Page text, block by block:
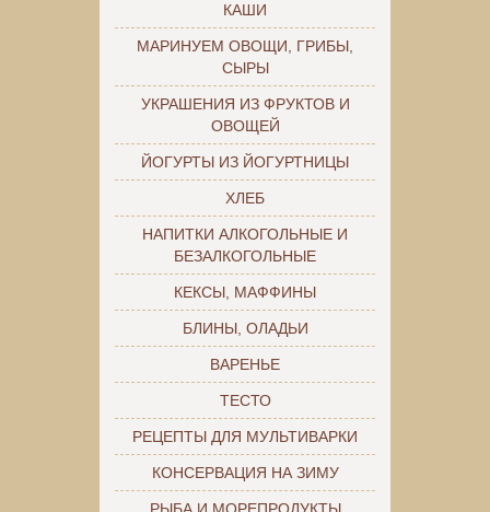
КАШИ
МАРИНУЕМ ОВОЩИ, ГРИБЫ,
СЫРЫ
УКРАШЕНИЯ ИЗ ФРУКТОВ И
ОВОЩЕЙ
ЙОГУРТЫ ИЗ ЙОГУРТНИЦЫ
ХЛЕБ
НАПИТКИ АЛКОГОЛЬНЫЕ И
БЕЗАЛКОГОЛЬНЫЕ
КЕКСЫ, МАФФИНЫ
БЛИНЫ, ОЛАДЬИ
ВАРЕНЬЕ
ТЕСТО
РЕЦЕПТЫ ДЛЯ МУЛЬТИВАРКИ
КОНСЕРВАЦИЯ НА ЗИМУ